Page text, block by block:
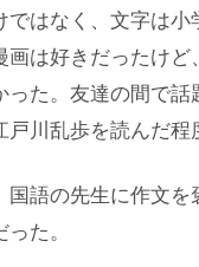
ではなく、文字は小
画は好きだったけど
った。友達の間で話
川乱歩を読んだ程
国語の先生に作文を
た。